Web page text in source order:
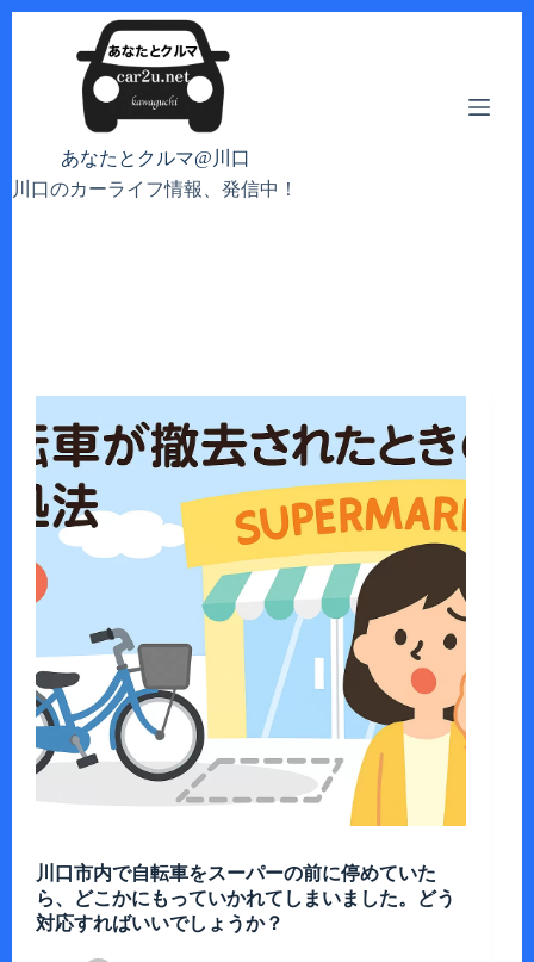
キ
あなたとクルマ@川口
川口のカーライフ情報、発信中！
川口市内で自転車をスーパーの前に停めていた
ら、どこかにもっていかれてしまいました。どう
対応すればいいでしょうか？